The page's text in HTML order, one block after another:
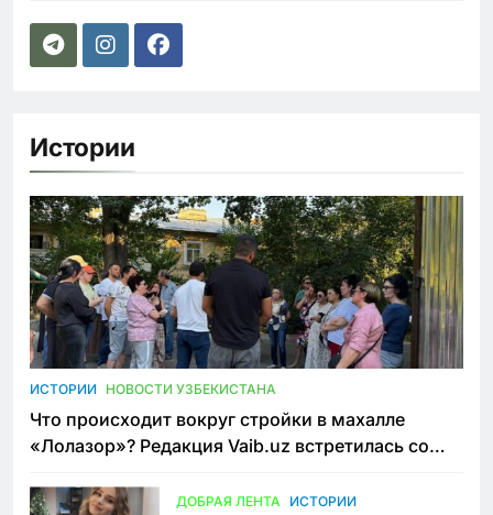
Истории
ИСТОРИИ НОВОСТИ УЗБЕКИСТАНА
Что происходит вокруг стройки в махалле
«Лолазор»? Редакция Vaib.uz встретилась со
ДОБРАЯ ЛЕНТА ИСТОРИИ